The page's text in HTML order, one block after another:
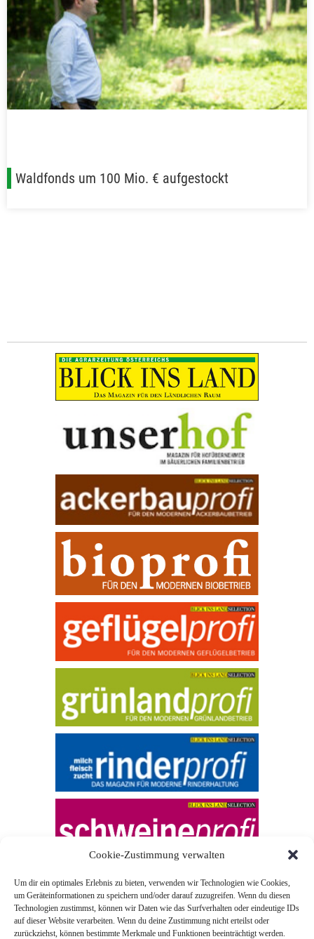
Cookie-Zustimmung verwalten
Um dir ein optimales Erlebnis zu bieten, verwenden wir Technologien wie Cookies,
um Geräteinformationen zu speichern und/oder darauf zuzugreifen. Wenn du diesen
Technologien zustimmst, können wir Daten wie das Surfverhalten oder eindeutige IDs
auf dieser Website verarbeiten. Wenn du deine Zustimmung nicht erteilst oder
zurückziehst, können bestimmte Merkmale und Funktionen beeinträchtigt werden.
Waldfonds um 100 Mio. € aufgestockt